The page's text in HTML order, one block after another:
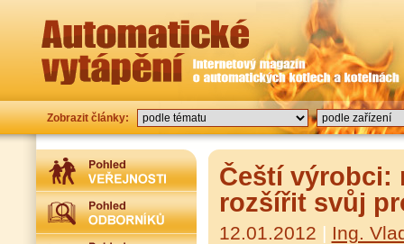
Zobrazit články:
Čeští výrobci:
rozšířit svůj
12.01.2012 | Ing.